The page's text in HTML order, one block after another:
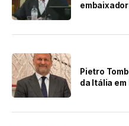
Pietro
da Itália